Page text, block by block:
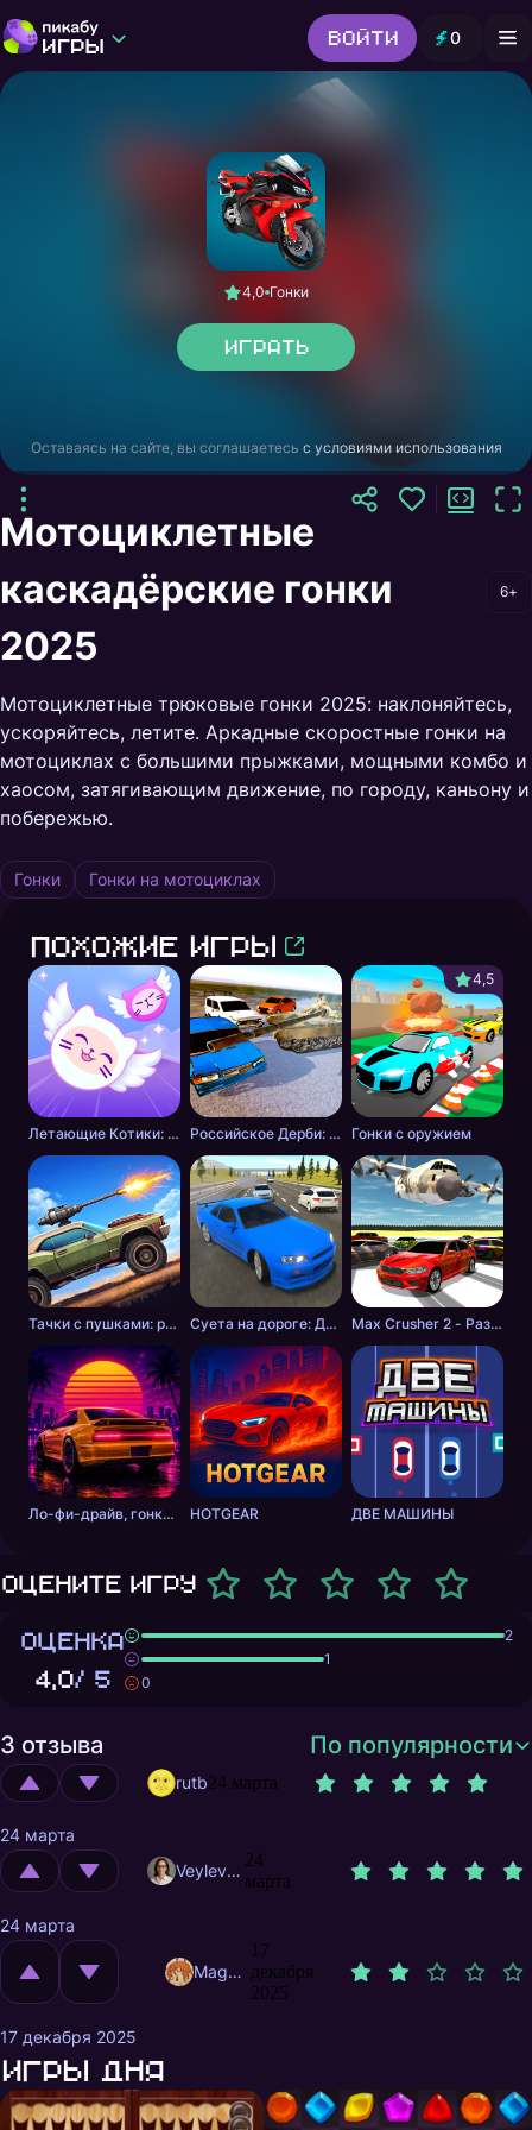
Войти 0
Игры от Пикабу
Выбор редакции
Головоломки
4,0 Гонки
Играть
Оставаясь на сайте, вы соглашаетесь с условиями использования
Мотоциклетные
каскадёрские гонки
2025
6+
Мотоциклетные трюковые гонки 2025: наклоняйтесь,
ускоряйтесь, летите. Аркадные скоростные гонки на
мотоциклах с большими прыжками, мощными комбо и
хаосом, затягивающим движение, по городу, каньону и
побережью.
Гонки Гонки на мотоциклах
Похожие игры
Летающие Котики: Музыкальные Гонки! Российское Дерби: Столкновение
4,5
Гонки с оружием
Тачки с пушками: разборки в пустошах Суета на дороге: Дикие шашки Max Crusher 2 - Разрушения, Дрифт и Гонки!
Ло-фи-драйв, гонки на закате HOTGEAR ДВЕ МАШИНЫ
Оцените игру
ОЦЕНКА
4,0/ 5
2
1
0
3 отзыва По популярности
rutb24 марта
24 марта
Veylevas
24
марта
24 марта
MagnificentMrFox
17
декабря
2025
17 декабря 2025
Игры дня